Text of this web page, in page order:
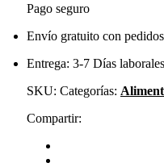
Pago seguro
Envío gratuito con
Entrega: 3-7 Días laborales
SKU: Categorías:
Compartir: